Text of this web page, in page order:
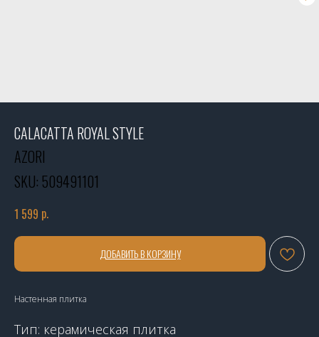
CALACATTA ROYAL STYLE
AZORI
SKU: 509491101
1 599 р.
ДОБАВИТЬ В КОРЗИНУ
Настенная плитка
Тип: керамическая плитка